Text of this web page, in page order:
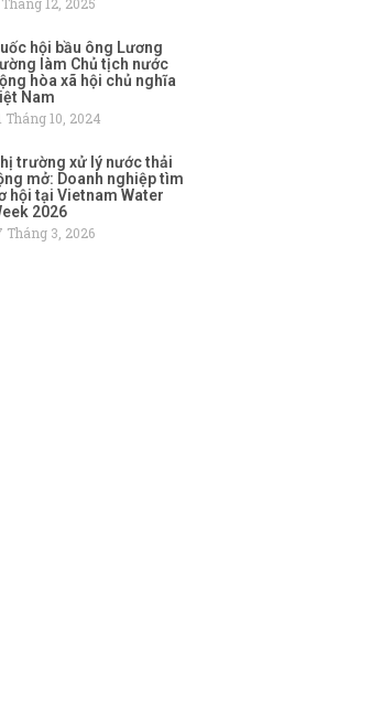
hội bầu ông Lương
làm Chủ tịch nước
hòa xã hội chủ nghĩa
Nam
Tháng 10, 2024
trường xử lý nước thải
mở: Doanh nghiệp tìm
hội tại Vietnam Water
2026
Tháng 3, 2026